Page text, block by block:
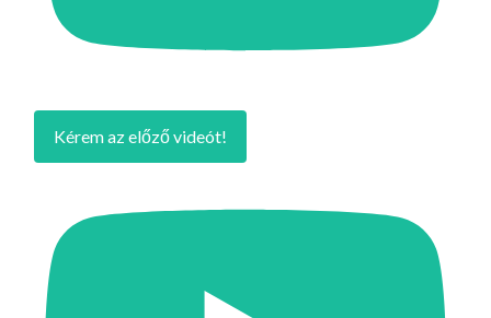
Kérem az előző videót!